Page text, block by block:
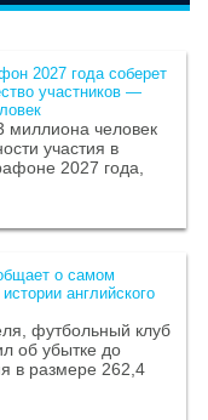
2027 года соберет
участников —
миллиона человек
участия в
2027 года,
о самом
английского
футбольный клуб
об убытке до
в размере 262,4